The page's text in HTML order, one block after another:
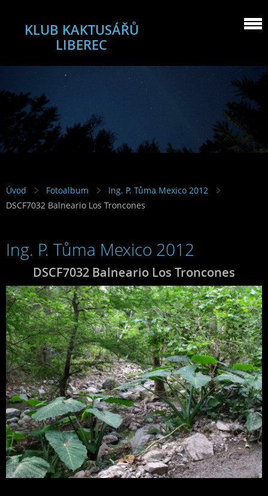
KLUB KAKTUSÁŘŮ
LIBEREC
Úvod Fotoalbum
Ing. P. Tůma Mexico 2012
DSCF7032 Balneario Los Troncones
Ing. P. Tůma Mexico 2012
DSCF7032 Balneario Los Troncones